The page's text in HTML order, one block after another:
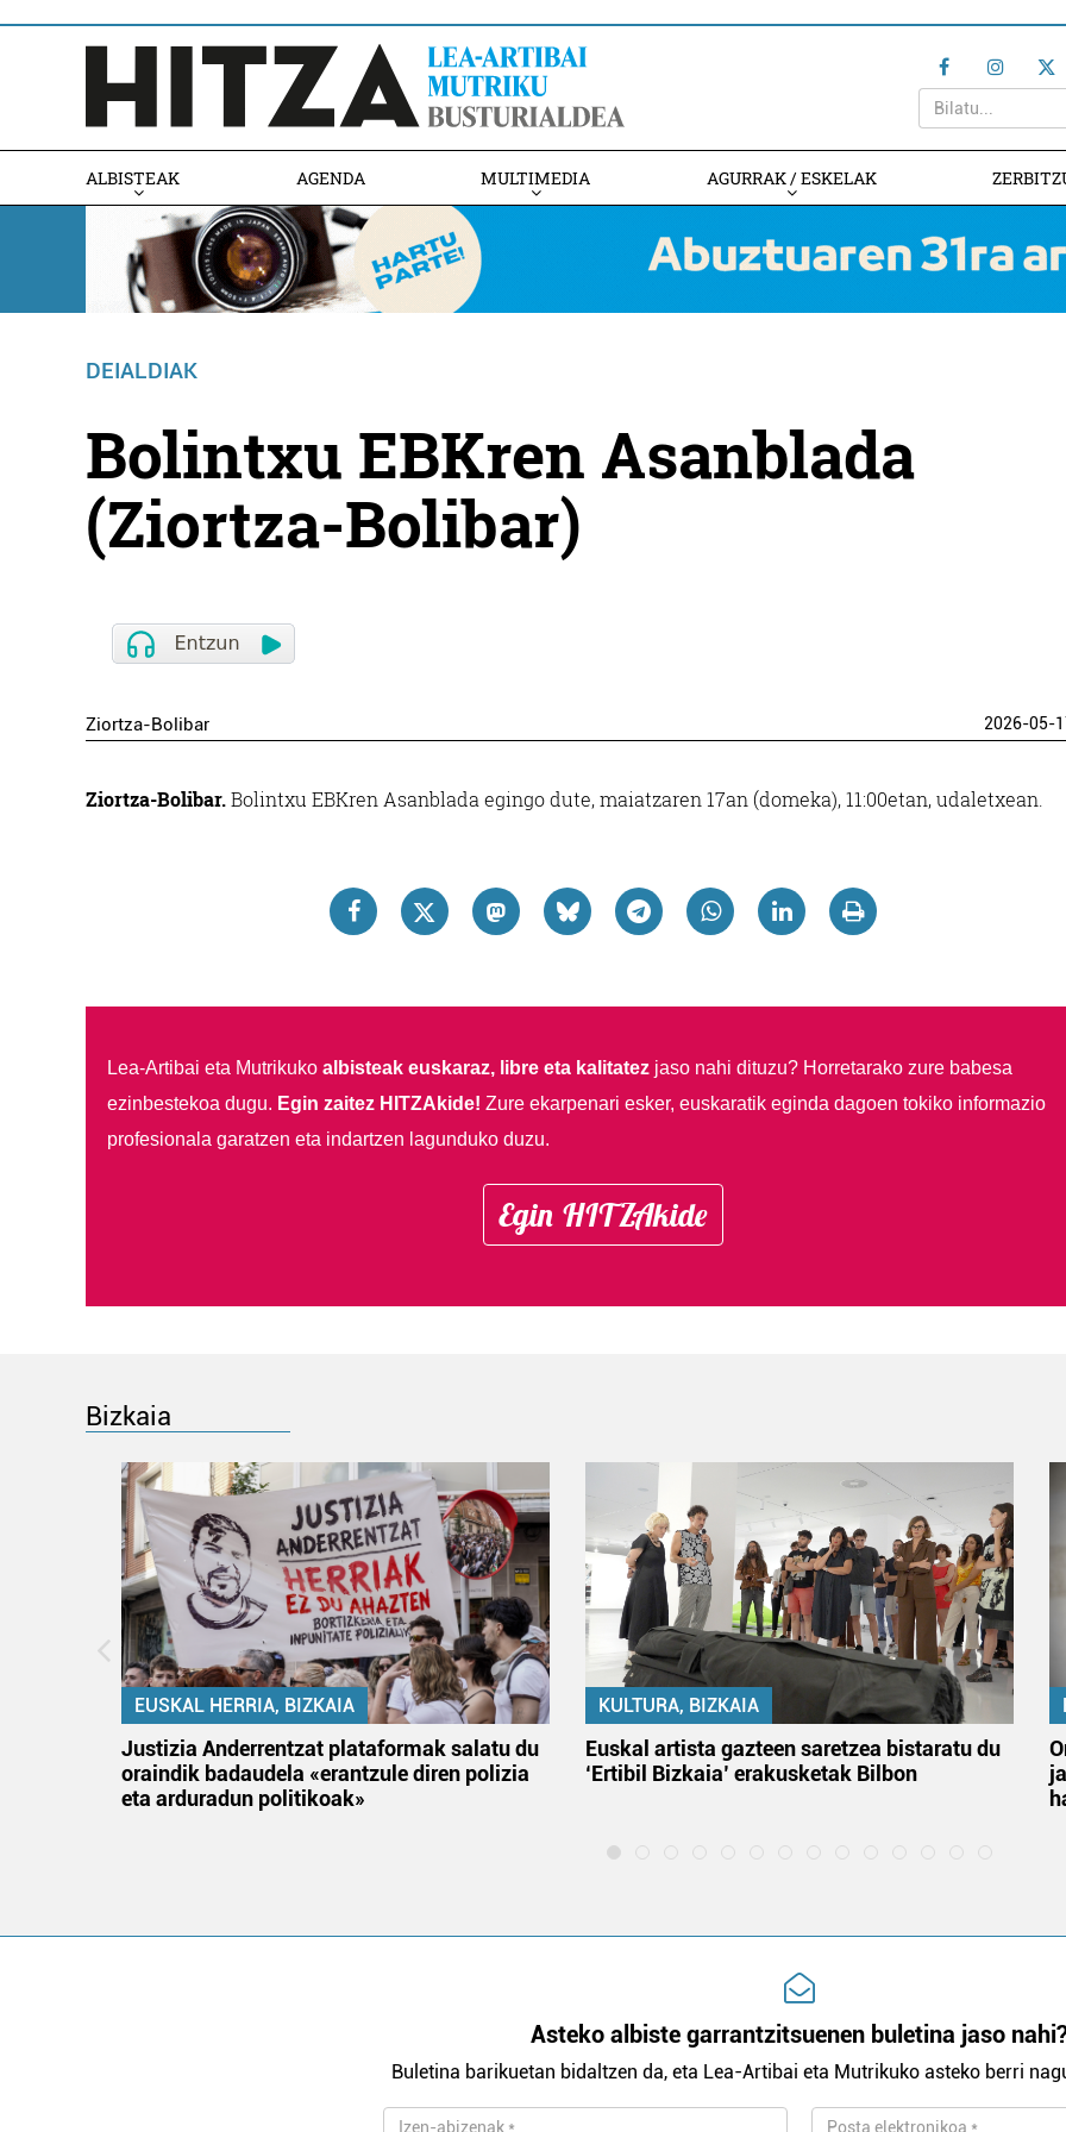
ALBISTEAK AGENDA MULTIMEDIA AGURRAK / ESKELAK
DEIALDIAK
Bolintxu EBKren Asanblada
(Ziortza-Bolibar)
Ziortza-Bolibar 2026-05-
Ziortza-Bolibar.Bolintxu EBKren Asanblada egingo dute, maiatzaren 17an (domeka), 11:00etan, udaletxean.
Lea-Artibai eta Mutrikuko albisteak euskaraz, libre eta kalitatezjaso nahi dituzu? Horretarako zure babesa
ezinbestekoa dugu. Egin zaitez HITZAkide! Zure ekarpenari esker, euskaratik eginda dagoen tokiko informazio
profesionala garatzen eta indartzen lagunduko duzu.
Egin HITZAkide
Bizkaia
EUSKAL HERRIA, BIZKAIA
Justizia Anderrentzat plataformak salatu du
oraindik badaudela «erantzule diren polizia
eta arduradun politikoak»
KULTURA, BIZKAIA
Euskal artista gazteen saretzea bistaratu du
‘Ertibil Bizkaia’ erakusketak Bilbon
Asteko albiste garrantzitsuenen buletina jaso
Buletina barikuetan bidaltzen da, eta Lea-Artibai eta Mutrikuko asteko berri